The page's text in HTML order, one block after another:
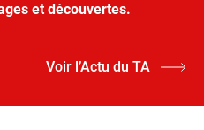
et découvertes.
Voir l’Actu du TA